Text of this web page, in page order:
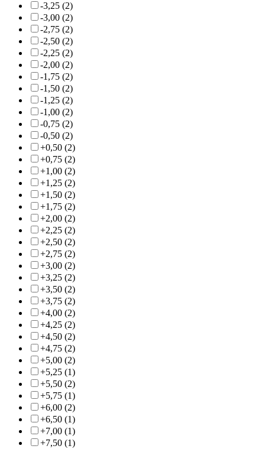
-3,25 (2)
-3,00 (2)
-2,75 (2)
-2,50 (2)
-2,25 (2)
-2,00 (2)
-1,75 (2)
-1,50 (2)
-1,25 (2)
-1,00 (2)
-0,75 (2)
-0,50 (2)
+0,50 (2)
+0,75 (2)
+1,00 (2)
+1,25 (2)
+1,50 (2)
+1,75 (2)
+2,00 (2)
+2,25 (2)
+2,50 (2)
+2,75 (2)
+3,00 (2)
+3,25 (2)
+3,50 (2)
+3,75 (2)
+4,00 (2)
+4,25 (2)
+4,50 (2)
+4,75 (2)
+5,00 (2)
+5,25 (1)
+5,50 (2)
+5,75 (1)
+6,00 (2)
+6,50 (1)
+7,00 (1)
+7,50 (1)